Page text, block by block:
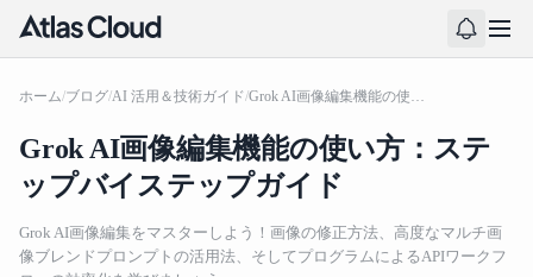
ホーム/ブログ/AI 活用＆技術ガイド/ Grok AI画像編集機能の使い方：ステップバイステップガイド
Grok AI画像編集機能の使い方：ステ
ップバイステップガイド
Grok AI画像編集をマスターしよう！画像の修正方法、高度なマルチ画
像ブレンドプロンプトの活用法、そしてプログラムによるAPIワークフ